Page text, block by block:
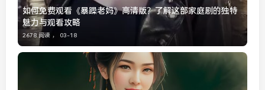
如何免费观看《暴躁老妈》高清版？了解这部家庭剧的独特
魅力与观看攻略
2678 阅读 ， 03-18